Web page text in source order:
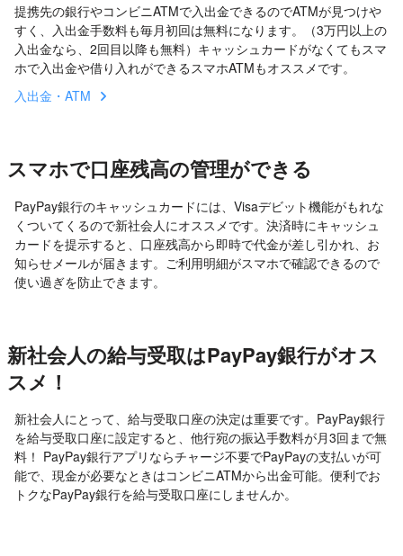
提携先の銀行やコンビニATMで入出金できるのでATMが見つけや
すく、入出金手数料も毎月初回は無料になります。（3万円以上の
入出金なら、2回目以降も無料）キャッシュカードがなくてもスマ
ホで入出金や借り入れができるスマホATMもオススメです。
入出金・ATM
スマホで口座残高の管理ができる
PayPay銀行のキャッシュカードには、Visaデビット機能がもれな
くついてくるので新社会人にオススメです。決済時にキャッシュ
カードを提示すると、口座残高から即時で代金が差し引かれ、お
知らせメールが届きます。ご利用明細がスマホで確認できるので
使い過ぎを防止できます。
新社会人の給与受取はPayPay銀行がオス
スメ！
新社会人にとって、給与受取口座の決定は重要です。PayPay銀行
を給与受取口座に設定すると、他行宛の振込手数料が月3回まで無
料！ PayPay銀行アプリならチャージ不要でPayPayの支払いが可
能で、現金が必要なときはコンビニATMから出金可能。便利でお
トクなPayPay銀行を給与受取口座にしませんか。